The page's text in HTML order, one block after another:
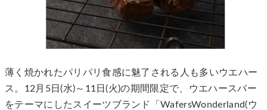
薄く焼かれたパリパリ食感に魅了される人も多いウエハー
ス。12月5日(水)～11日(火)の期間限定で、ウエハースバー
をテーマにしたスイーツブランド「WafersWonderland(ウ